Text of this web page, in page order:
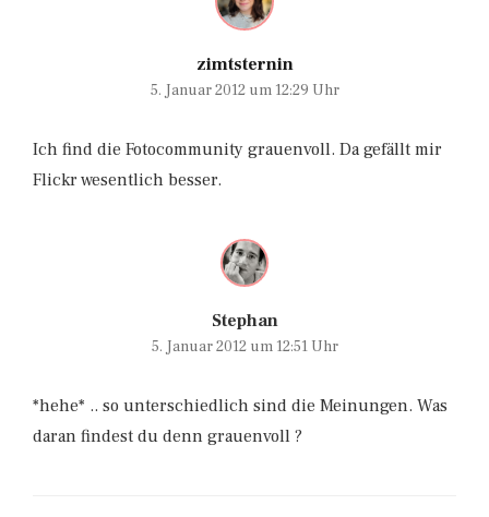
zimtsternin
5. Januar 2012 um 12:29 Uhr
Ich find die Fotocommunity grauenvoll. Da gefällt mir
Flickr wesentlich besser.
Stephan
5. Januar 2012 um 12:51 Uhr
*hehe* .. so unterschiedlich sind die Meinungen. Was
daran findest du denn grauenvoll ?